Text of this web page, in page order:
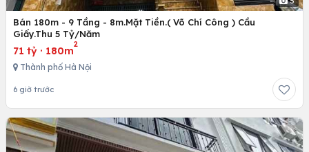
Bán 180m - 9 Tầng - 8m.Mặt Tiền.( Võ Chí Công ) Cầu
Giấy.Thu 5 Tỷ/Năm
71 tỷ · 180m
2
Thành phố Hà Nội
6 giờ trước